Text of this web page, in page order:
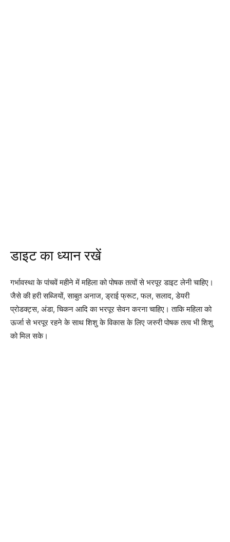
डाइट का ध्यान रखें
गर्भावस्था के पांचवें महीने में महिला को पोषक तत्वों से भरपूर डाइट लेनी चाहिए।
जैसे की हरी सब्जियों, साबुत अनाज, ड्राई फ्रूट, फल, सलाद, डेयरी
प्रोडक्ट्स, अंडा, चिकन आदि का भरपूर सेवन करना चाहिए। ताकि महिला को
ऊर्जा से भरपूर रहने के साथ शिशु के विकास के लिए जरुरी पोषक तत्व भी शिशु
को मिल सके।